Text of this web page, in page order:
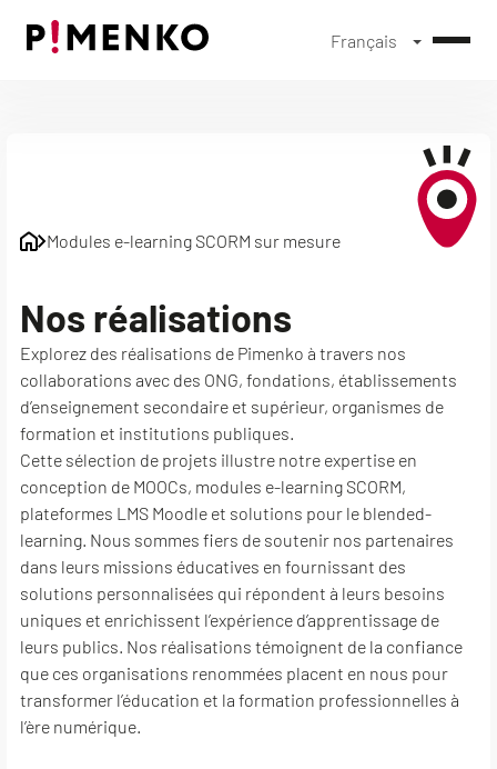
Français
Modules e-learning SCORM sur mesure
Nos réalisations
Explorez des réalisations de Pimenko à travers nos
collaborations avec des ONG, fondations, établissements
d’enseignement secondaire et supérieur, organismes de
formation et institutions publiques.
Cette sélection de projets illustre notre expertise en
conception de MOOCs, modules e-learning SCORM,
plateformes LMS Moodle et solutions pour le blended-
learning. Nous sommes fiers de soutenir nos partenaires
dans leurs missions éducatives en fournissant des
solutions personnalisées qui répondent à leurs besoins
uniques et enrichissent l’expérience d’apprentissage de
leurs publics. Nos réalisations témoignent de la confiance
que ces organisations renommées placent en nous pour
transformer l’éducation et la formation professionnelles à
l’ère numérique.